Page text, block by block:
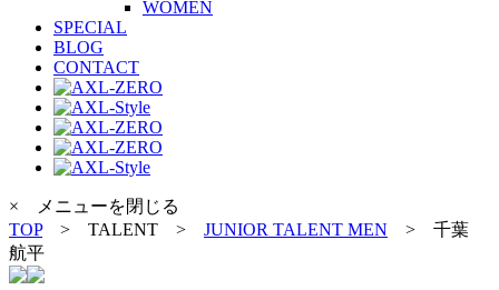
WOMEN
SPECIAL
BLOG
CONTACT
× メニューを閉じる
TOP> TALENT > JUNIOR TALENT MEN > 千葉
航平